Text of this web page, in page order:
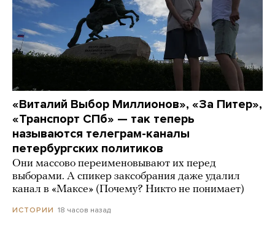
«Виталий Выбор Миллионов», «За Питер»,
«Транспорт СПб» — так теперь
называются телеграм-каналы
петербургских политиков
Они массово переименовывают их перед
выборами. А спикер заксобрания даже удалил
канал в «Максе» (Почему? Никто не понимает)
ИСТОРИИ 18 часов назад